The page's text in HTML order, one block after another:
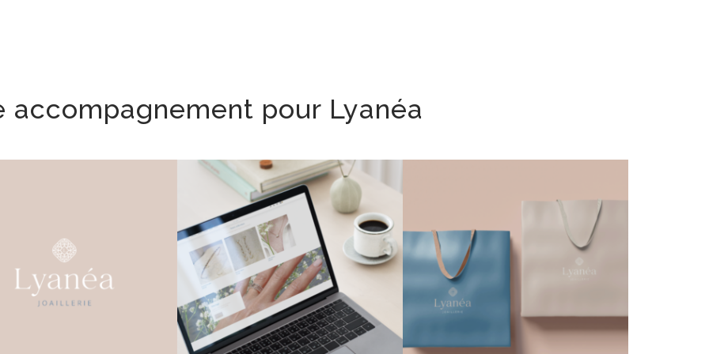
accompagnement pour Lyanéa